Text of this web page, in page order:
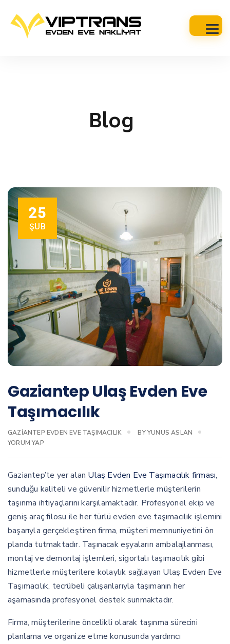
Blog
25
ŞUB
Gaziantep Ulaş Evden Eve
Taşımacılık
GAZIANTEP EVDEN EVE TAŞIMACILIK BYYUNUS ASLAN
YORUM YAP
Gaziantep’te yer alan Ulaş Evden Eve Taşımacılık firması,
sunduğu kaliteli ve güvenilir hizmetlerle müşterilerin
taşınma ihtiyaçlarını karşılamaktadır. Profesyonel ekip ve
geniş araç filosu ile her türlü evden eve taşımacılık işlemini
başarıyla gerçekleştiren firma, müşteri memnuniyetini ön
planda tutmaktadır. Taşınacak eşyaların ambalajlanması,
montaj ve demontaj işlemleri, sigortalı taşımacılık gibi
hizmetlerle müşterilere kolaylık sağlayan Ulaş Evden Eve
Taşımacılık, tecrübeli çalışanlarıyla taşımanın her
aşamasında profesyonel destek sunmaktadır.
Firma, müşterilerine öncelikli olarak taşınma sürecini
planlama ve organize etme konusunda yardımcı